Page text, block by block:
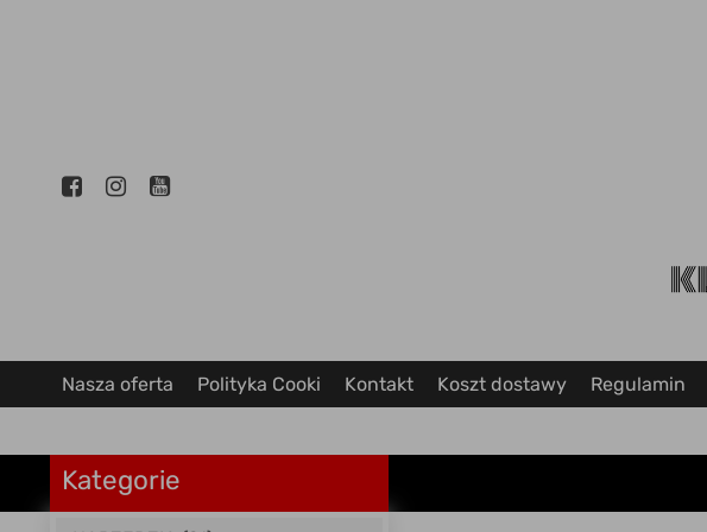
Nasza oferta Polityka Cooki Kontakt Koszt dostawy Regulamin
Kategorie